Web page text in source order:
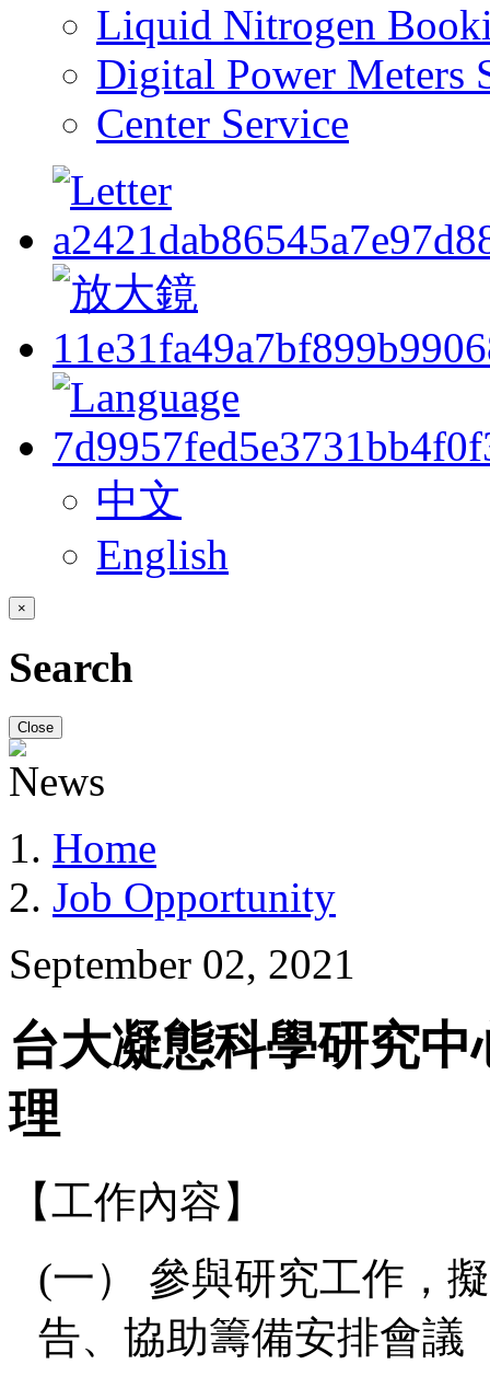
Liquid Nitrogen
Digital Power Meters
Center Service
中文
English
×
Search
Close
Home
Job Opportunity
September 02, 2021
台大凝態科學研究
理
【工作內容】
(一） 參與研究工作，
告、協助籌備安排會議